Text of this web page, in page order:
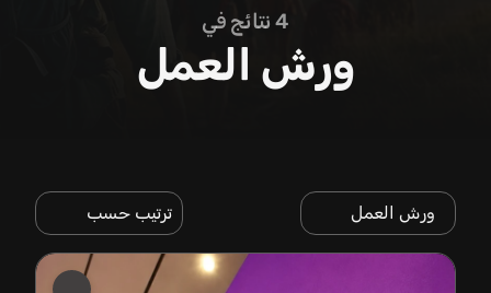
4 نتائج في
ورش العمل
ورش العمل ترتيب حسب